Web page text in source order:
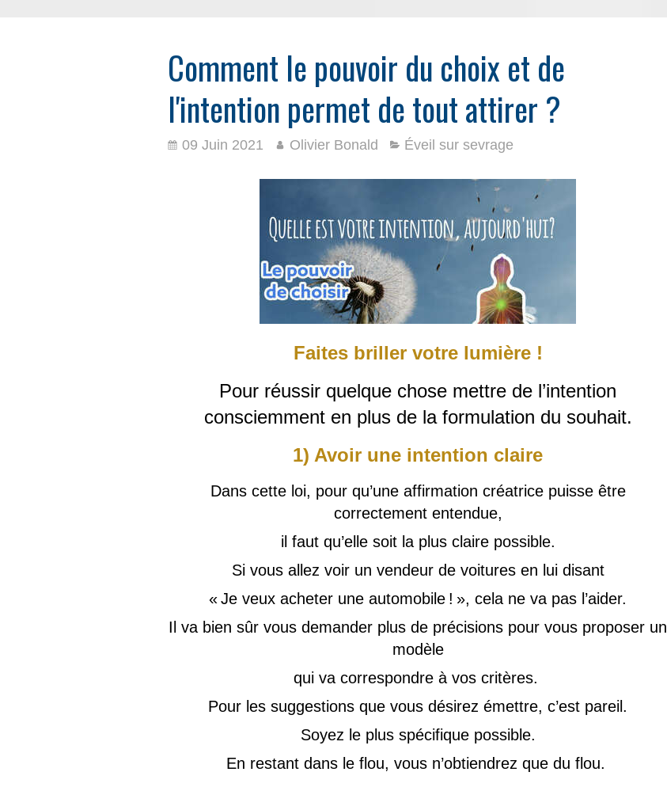
Comment le pouvoir du choix et de
l'intention permet de tout attirer ?
09 Juin 2021 Olivier Bonald Éveil sur sevrage
Faites briller votre lumière !
Pour réussir quelque chose mettre de l’intention
consciemment en plus de la formulation du souhait.
1) Avoir une intention claire
Dans cette loi, pour qu’une affirmation créatrice puisse être
correctement entendue,
il faut qu’elle soit la plus claire possible.
Si vous allez voir un vendeur de voitures en lui disant
« Je veux acheter une automobile ! », cela ne va pas l’aider.
Il va bien sûr vous demander plus de précisions pour vous proposer un
modèle
qui va correspondre à vos critères.
Pour les suggestions que vous désirez émettre, c’est pareil.
Soyez le plus spécifique possible.
En restant dans le flou, vous n’obtiendrez que du flou.